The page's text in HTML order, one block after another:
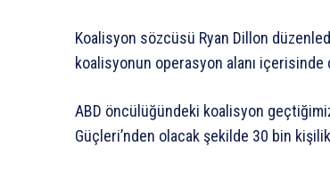
Koalisyon sözcüsü Ryan Dillon
koalisyonun operasyon alanı içerisinde
ABD öncülüğündeki koalisyon
Güçleri’nden olacak şekilde 30 bin